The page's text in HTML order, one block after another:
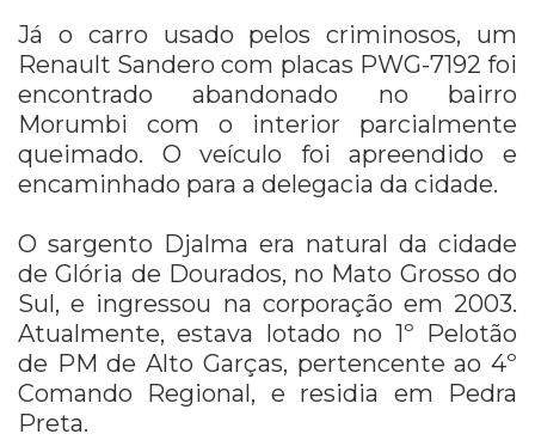
Já o carro usado pelos criminosos, um
Renault Sandero com placas PWG-7192 foi
encontrado abandonado no bairro
Morumbi com o interior parcialmente
queimado. O veículo foi apreendido e
encaminhado para a delegacia da cidade.
O sargento Djalma era natural da cidade
de Glória de Dourados, no Mato Grosso do
Sul, e ingressou na corporação em 2003.
Atualmente, estava lotado no 1º Pelotão
de PM de Alto Garças, pertencente ao 4º
Comando Regional, e residia em Pedra
Preta.